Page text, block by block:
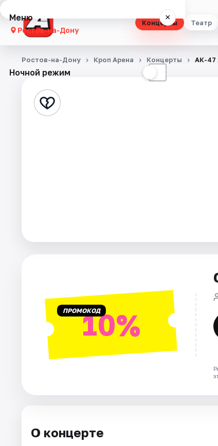
Концерты Театр
Меню ×
Ростов-на-Дону
Концерты
Стендап
Артисты
Ночной режим ☾
Ростов-на-Дону Кроп Арена Концерты АК-47
ПРОМОКОД10%
О концерте